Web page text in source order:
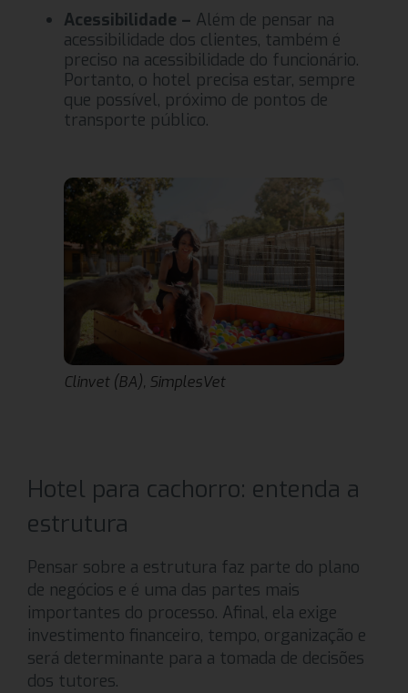
Acessibilidade – Além de pensar na
acessibilidade dos clientes, também é
preciso na acessibilidade do funcionário.
Portanto, o hotel precisa estar, sempre
que possível, próximo de pontos de
transporte público.
Clinvet (BA), SimplesVet
Hotel para cachorro: entenda a
estrutura
Pensar sobre a estrutura faz parte do plano
de negócios e é uma das partes mais
importantes do processo. Afinal, ela exige
investimento financeiro, tempo, organização e
será determinante para a tomada de decisões
dos tutores.